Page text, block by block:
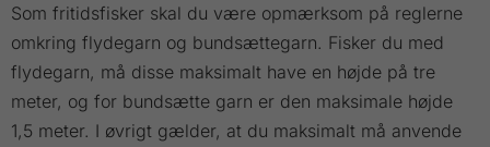
Som fritidsfisker skal du være opmærksom på reglerne
omkring flydegarn og bundsættegarn. Fisker du med
flydegarn, må disse maksimalt have en højde på tre
meter, og for bundsætte garn er den maksimale højde
1,5 meter. I øvrigt gælder, at du maksimalt må anvende